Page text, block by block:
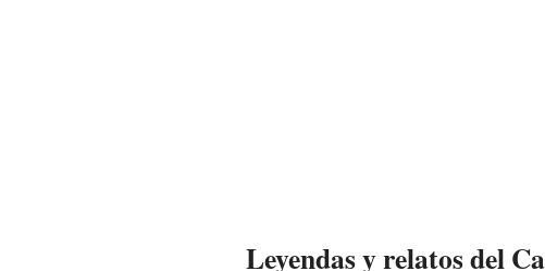
Leyendas y relatos del